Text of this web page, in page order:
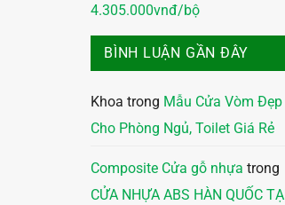
4.305.000vnđ/bộ
BÌNH LUẬN GẦN ĐÂY
Khoa trong Mẫu Cửa Vòm Đẹp
Cho Phòng Ngủ, Toilet Giá Rẻ
Composite Cửa gỗ nhựa trong
CỬA NHỰA ABS HÀN QUỐC TẠI